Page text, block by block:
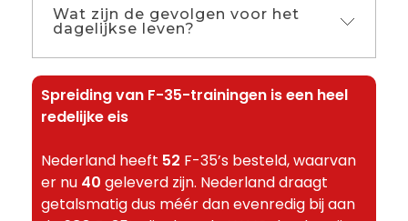
Lees verder op deze pagina.
niet onderzocht.
7f2cd10de14&mode=view
voortbestaan van GAE wordt echter niet
bevorderd met oefeningen met F-35’s.
Ook niet als Defensie ervoor gaat
betalen. Andere functies op het vliegveld
en in de ruime omgeving worden vrijwel
onmogelijk (waaronder normaal
kosten dat de kosten van openhouden
van GAE volledig in het niet vallen bij de
maatschappelijke schade.
Omwonenden vliegbasis Leeuwarden:
Trillende vazen in de vensterbank bij start
F-35
Wat zijn de gevolgen voor het
dagelijkse leven?
Friesland waarschuwt Twente voor
geluidsoverlast F-35
Spreiding van F-35-trainingen is een heel
redelijke eis
Nederland heeft 52 F-35’s besteld, waarvan
er nu 40 geleverd zijn. Nederland draagt
getalsmatig dus méér dan evenredig bij aan